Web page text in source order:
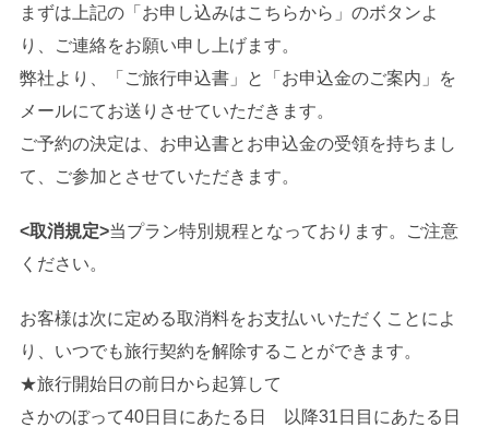
まずは上記の「お申し込みはこちらから」のボタンよ
り、ご連絡をお願い申し上げます。
弊社より、「ご旅行申込書」と「お申込金のご案内」を
メールにてお送りさせていただきます。
ご予約の決定は、お申込書とお申込金の受領を持ちまし
て、ご参加とさせていただきます。
<取消規定>当プラン特別規程となっております。ご注意
ください。
お客様は次に定める取消料をお支払いいただくことによ
り、いつでも旅行契約を解除することができます。
★旅行開始日の前日から起算して
さかのぼって40日目にあたる日 以降31日目にあたる日